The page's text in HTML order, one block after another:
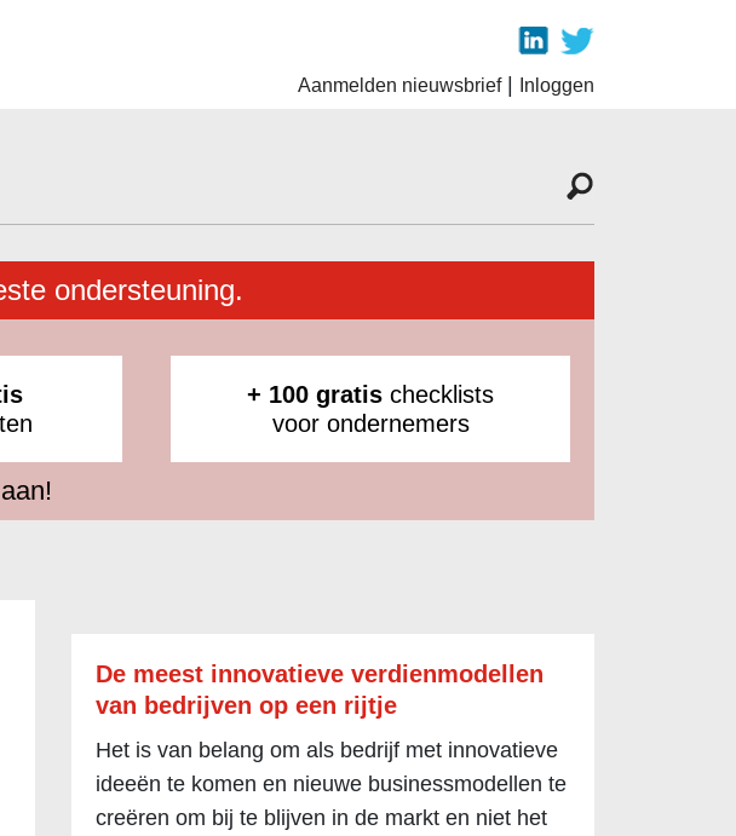
Aanmelden nieuwsbrief| Inloggen
ondersteuning.
+ 100 gratis checklists
voor ondernemers
De meest innovatieve verdienmodellen
van bedrijven op een rijtje
Het is van belang om als bedrijf met innovatieve
ideeën te komen en nieuwe businessmodellen te
creëren om bij te blijven in de markt en niet het